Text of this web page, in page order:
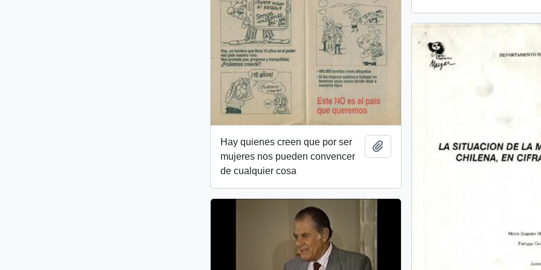
Hay quienes creen que por ser
mujeres nos pueden convencer
de cualquier cosa
Añadir al portapapeles